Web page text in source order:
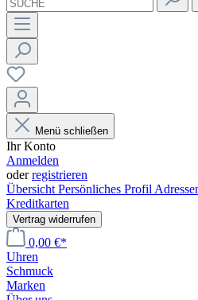
Menü schließen
Ihr Konto
Anmelden
oderregistrieren
Übersicht Persönliches Profil
Kreditkarten
Vertrag widerrufen
0,00 €*
Uhren
Schmuck
Marken